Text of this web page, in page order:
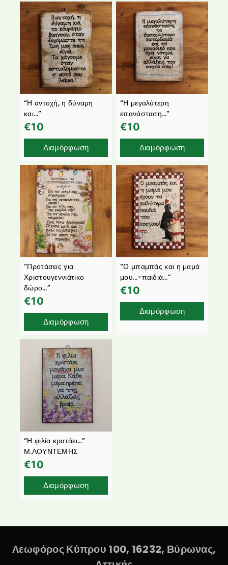
“Η αντοχή, η δύναμη
και…”
€10
Διαμόρφωση
“Η μεγαλύτερη
επανάσταση…”
€10
Διαμόρφωση
“Προτάσεις για
Χριστουγεννιάτικο
δώρο…”
€10
Διαμόρφωση
“Ο μπαμπάς και η μαμά
μου…-παιδιά…”
€10
Διαμόρφωση
“Η φιλία κρατάει…”
Μ.ΛΟΥΝΤΕΜΗΣ
€10
Διαμόρφωση
Λεωφόρος Κύπρου 100, 16232, Βύρωνας,